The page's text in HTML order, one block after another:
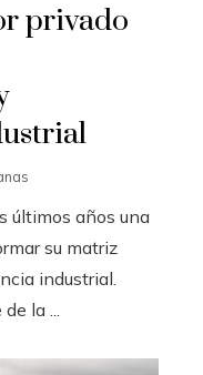
privado
últimos años una
su matriz
industrial.
la ...